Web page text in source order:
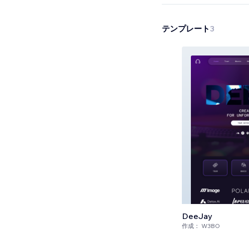
テンプレート 3
DeeJay
作成： W3BO